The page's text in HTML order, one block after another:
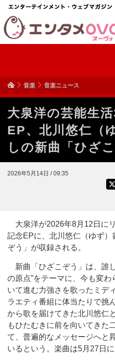
音楽 音楽ニュース
大泉洋の芸能生
EP、北川悠仁（
しの新曲「ひざ
2026年5月14日 / 09:35
大泉洋が2026年8月12日に
記念EPに、北川悠仁（ゆず）
ぞう」が収録される。
新曲「ひざこぞう」は、誰
の原点”をテーマに、今も変
いて進む力強さを歌ったミデ
ラエティ番組に体当たりで挑
から歌を届けてきた北川悠仁
もひたむきに前を向いてきた
て、普遍的なメッセージへと
いるという。楽曲は5月27日